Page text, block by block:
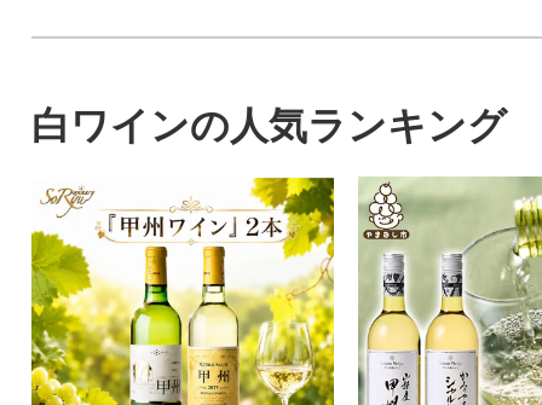
白ワインの人気ランキング